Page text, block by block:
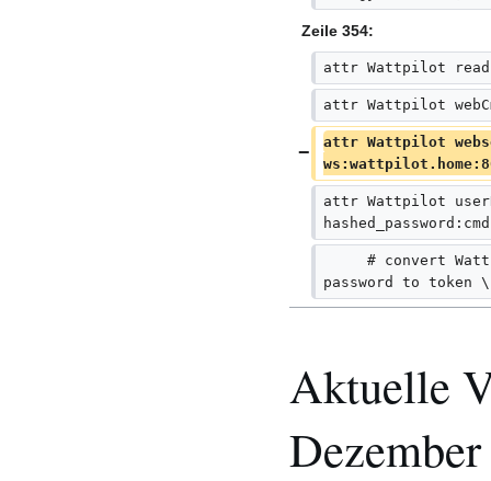
Zeile 354:
attr Wattpilot
attr Wattpilot
attr Wattpilot
attr Wattpilot
# convert
password to token \
Aktuelle